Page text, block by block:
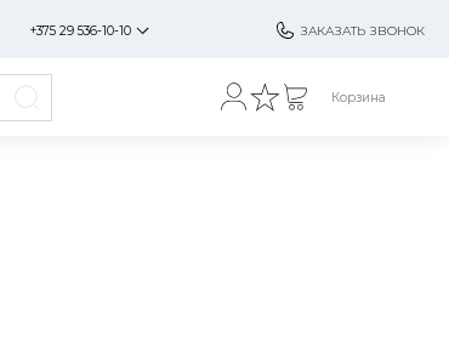
+375 29 536-10-10 ЗАКАЗАТЬ ЗВОНОК
Корзина